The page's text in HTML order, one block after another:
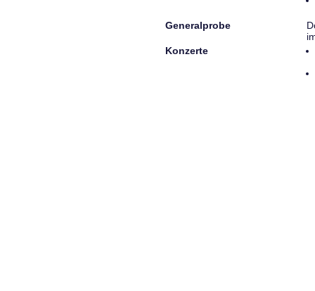
Generalprobe
Konzerte